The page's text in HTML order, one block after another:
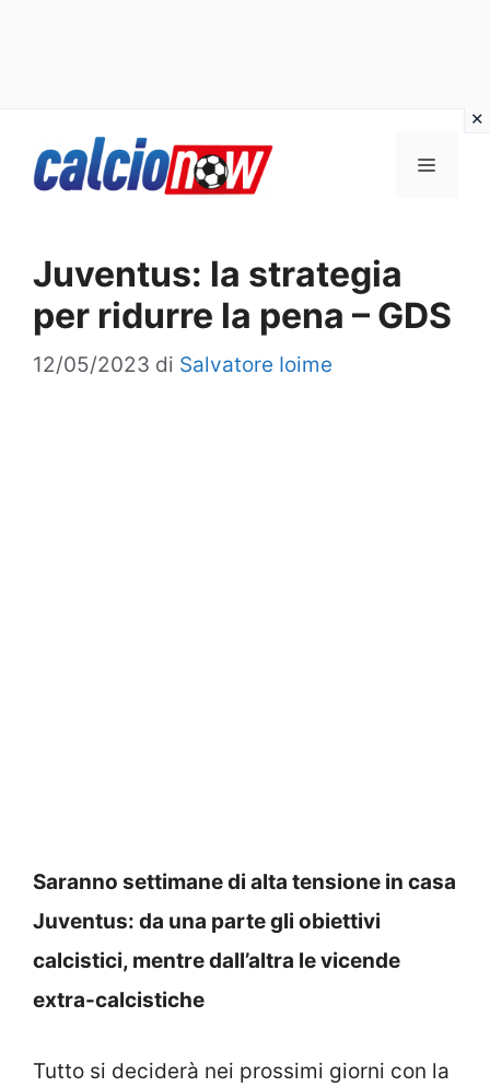
Menu
Juventus: la strategia
per ridurre la pena – GDS
12/05/2023 di Salvatore Ioime
Saranno settimane di alta tensione in casa
Juventus: da una parte gli obiettivi
calcistici, mentre dall’altra le vicende
extra-calcistiche
Tutto si deciderà nei prossimi giorni con la